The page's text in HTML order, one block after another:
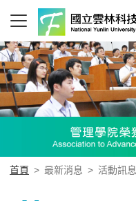
首頁 > 最新消息 > 活動訊息